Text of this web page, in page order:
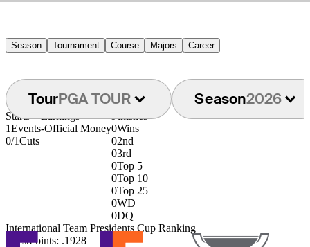
Season Tournament Course Majors Career
TourPGA TOUR Season2026
Starts
1Events
0/1Cuts
Earnings
-Official Money
Finishes
0Wins
02nd
03rd
0Top 5
0Top 10
0Top 25
0WD
0DQ
International Team Presidents Cup Ranking
141stPoints: .1928